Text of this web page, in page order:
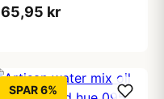
65,95 kr
SPAR 6%